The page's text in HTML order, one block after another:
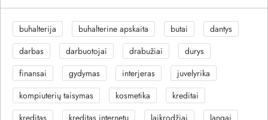
buhalterija buhalterine apskaita butai
dantys
darbas
darbuotojai drabužiai
durys
finansai
gydymas interjeras
juvelyrika
kompiuterių taisymas
kosmetika
kreditai
kreditas
kreditas internetu laikrodžiai langai